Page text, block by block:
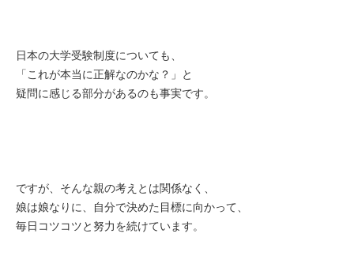
日本の大学受験制度についても、
「これが本当に正解なのかな？」と
疑問に感じる部分があるのも事実です。
ですが、そんな親の考えとは関係なく、
娘は娘なりに、自分で決めた目標に向かって、
毎日コツコツと努力を続けています。